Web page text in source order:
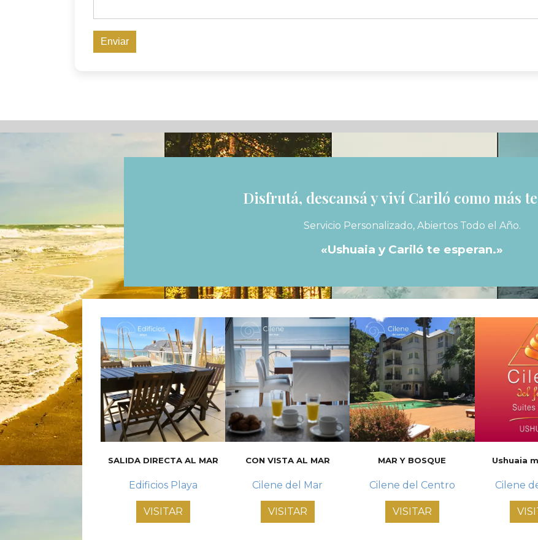
Enviar
Disfrutá, descansá y viví Cariló como más
Servicio Personalizado, Abiertos Todo el Año.
«Ushuaia y Cariló te esperan.»
SALIDA DIRECTA AL MAR
Edificios Playa
VISITAR
CON VISTA AL MAR
Cilene del Mar
VISITAR
MAR Y BOSQUE
Cilene del Centro
VISITAR
Ushuaia
Cilene